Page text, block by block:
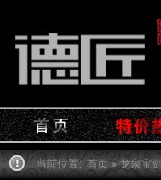
当前位置: 首页» 龙泉宝剑